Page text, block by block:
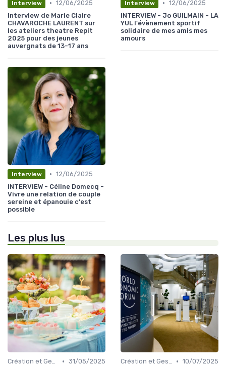
Interview • 12/06/2025
Interview de Marie Claire
CHAVAROCHE LAURENT sur
les ateliers theatre Repit
2025 pour des jeunes
auvergnats de 13-17 ans
Interview • 12/06/2025
INTERVIEW - Jo GUILMAIN - LA
YUL l'évènement sportif
solidaire de mes amis mes
amours
Interview • 12/06/2025
INTERVIEW - Céline Domecq -
Vivre une relation de couple
sereine et épanouie c'est
possible
Les plus lus
Création et Gestion d'un Événement B2C • 31/05/2025 Création et Gestion d'un Événement B2C • 10/07/2025